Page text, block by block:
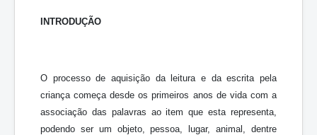
INTRODUÇÃO
O processo de aquisição da leitura e da escrita pela
criança começa desde os primeiros anos de vida com a
associação das palavras ao item que esta representa,
podendo ser um objeto, pessoa, lugar, animal, dentre